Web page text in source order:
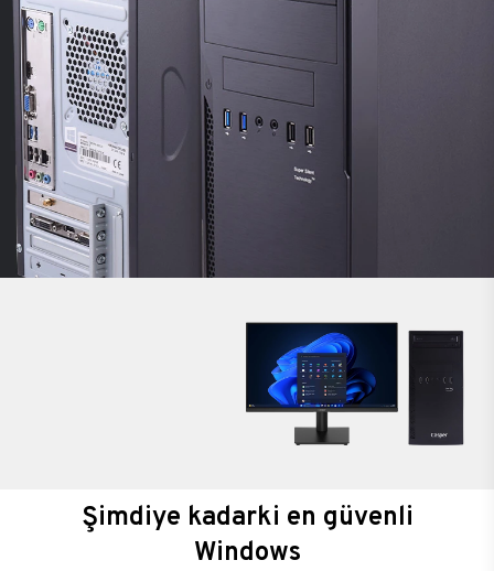
Şimdiye kadarki en güvenli
Windows